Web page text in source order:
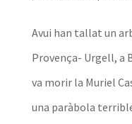
Avui han tallat un
Provença- Urgell, a
va morir la Muriel
una paràbola